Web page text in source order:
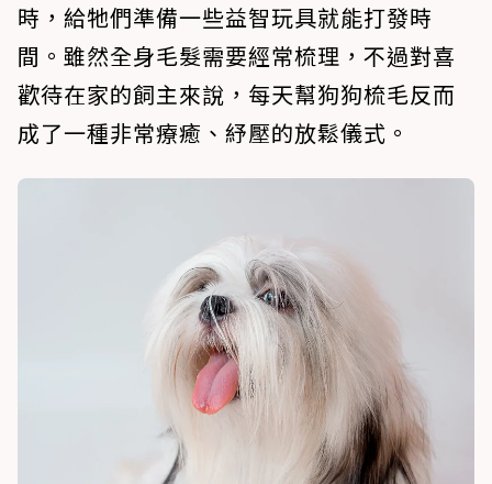
時，給牠們準備一些益智玩具就能打發時
間。雖然全身毛髮需要經常梳理，不過對喜
歡待在家的飼主來說，每天幫狗狗梳毛反而
成了一種非常療癒、紓壓的放鬆儀式。